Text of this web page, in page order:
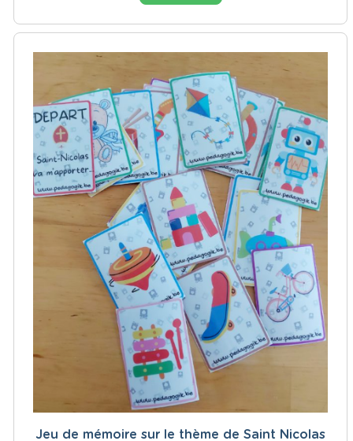
Jeu de mémoire sur le thème de Saint Nicolas